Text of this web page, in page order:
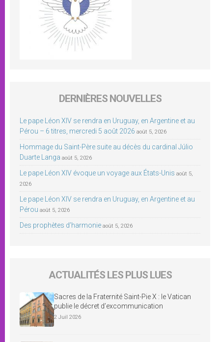
DERNIÈRES NOUVELLES
Le pape Léon XIV se rendra en Uruguay, en Argentine et au
Pérou – 6 titres, mercredi 5 août 2026 août 5, 2026
Hommage du Saint-Père suite au décès du cardinal Júlio
Duarte Langa août 5, 2026
Le pape Léon XIV évoque un voyage aux États-Unis août 5,
2026
Le pape Léon XIV se rendra en Uruguay, en Argentine et au
Pérou août 5, 2026
Des prophètes d’harmonie août 5, 2026
ACTUALITÉS LES PLUS LUES
Sacres de la Fraternité Saint-Pie X : le Vatican
publie le décret d’excommunication
2 Juil 2026